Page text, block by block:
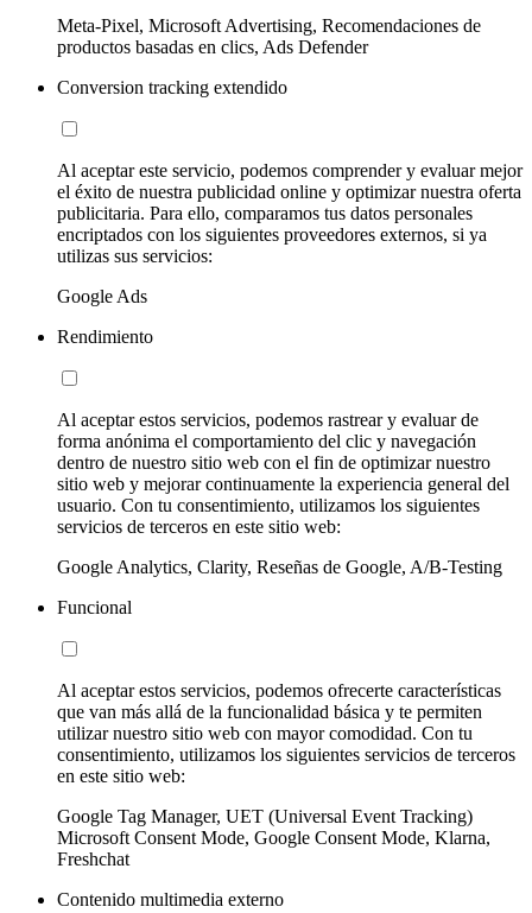
Meta-Pixel, Microsoft Advertising, Recomendaciones de
productos basadas en clics, Ads Defender
Conversion tracking extendido
Al aceptar este servicio, podemos comprender y evaluar mejor
el éxito de nuestra publicidad online y optimizar nuestra oferta
publicitaria. Para ello, comparamos tus datos personales
encriptados con los siguientes proveedores externos, si ya
utilizas sus servicios:
Google Ads
Rendimiento
Al aceptar estos servicios, podemos rastrear y evaluar de
forma anónima el comportamiento del clic y navegación
dentro de nuestro sitio web con el fin de optimizar nuestro
sitio web y mejorar continuamente la experiencia general del
usuario. Con tu consentimiento, utilizamos los siguientes
servicios de terceros en este sitio web:
Google Analytics, Clarity, Reseñas de Google, A/B-Testing
Funcional
Al aceptar estos servicios, podemos ofrecerte características
que van más allá de la funcionalidad básica y te permiten
utilizar nuestro sitio web con mayor comodidad. Con tu
consentimiento, utilizamos los siguientes servicios de terceros
en este sitio web:
Google Tag Manager, UET (Universal Event Tracking)
Microsoft Consent Mode, Google Consent Mode, Klarna,
Freshchat
Contenido multimedia externo